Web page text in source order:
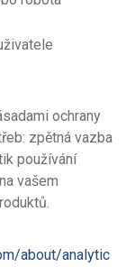
ochrany
zpětná vazba
používání
vašem
about/analytic